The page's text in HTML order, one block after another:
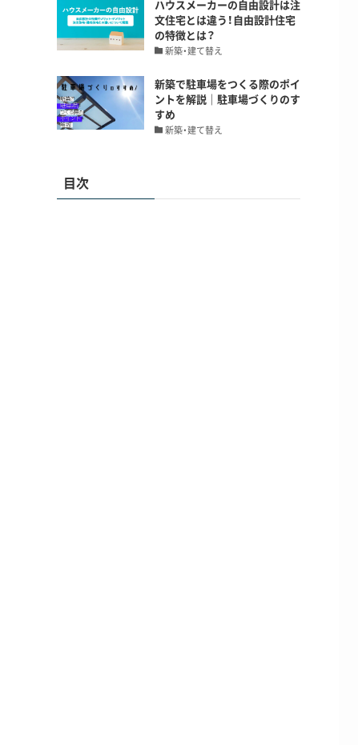
ハウスメーカーの自由設計は注
文住宅とは違う！自由設計住宅
の特徴とは？
新築・建て替え
新築で駐車場をつくる際のポイ
ントを解説｜駐車場づくりのす
すめ
新築・建て替え
目次